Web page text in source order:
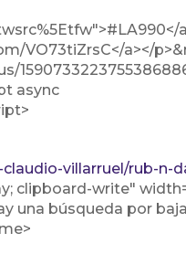
VO73tiZrsC</a></
async
villarruel/rub-n-
clipboard-write"
una búsqueda por